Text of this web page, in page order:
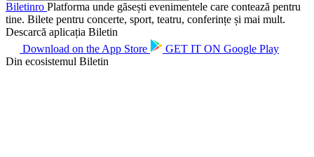
Biletinro Platforma unde găsești evenimentele care contează pentru
tine. Bilete pentru concerte, sport, teatru, conferințe și mai mult.
Descarcă aplicația Biletin
Download on the App Store GET IT ON Google Play
Din ecosistemul Biletin